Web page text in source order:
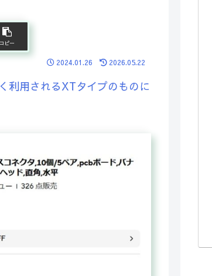
コピー
2024.01.26 2026.05.22
利用されるXTタイプのものに